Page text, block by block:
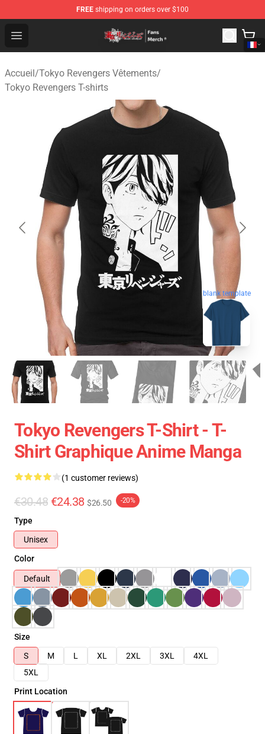
FREE shipping on orders over $100
Open menu
Tokyo Revengers Store - Official Tokyo Revengers
Accueil/Tokyo Revengers Vêtements/
Tokyo Revengers T-shirts
blank template
Tokyo Revengers T-Shirt - T-
Shirt Graphique Anime Manga
(1 customer reviews)
€30.48 €24.38 $26.50 -20%
Type
Unisex
Color
Default
Size
S
M L XL 2XL 3XL
4XL
5XL
Print Location